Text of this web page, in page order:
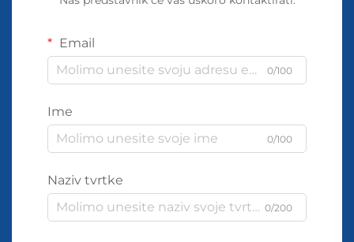
Email
0/100
Ime
0/100
Naziv tvrtke
0/200